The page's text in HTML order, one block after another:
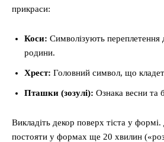
прикраси:
Коси: Символізують переплетення
родини.
Хрест: Головний символ, що
Пташки (зозулі): Ознака весни та
Викладіть декор поверх тіста у
постояти у формах ще 20 хвилин